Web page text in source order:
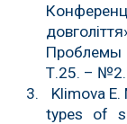
Проблемы
Т.25. – №2.
3. Klimova E.
types of